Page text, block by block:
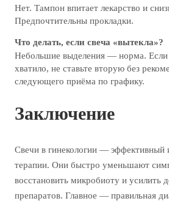
Нет. Тампон впитает лекарство и
Предпочтительны прокладки.
Что делать, если свеча «вытекла»?
Небольшие выделения — норма. Если
хватило, не ставьте вторую без
следующего приёма по графику.
Заключение
Свечи в гинекологии —
терапии. Они быстро уменьшают
восстановить микробиоту и усилить
препаратов. Главное — правильная